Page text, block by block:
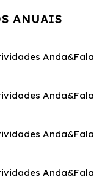
ANUAIS
Anda&Fala
Anda&Fala
Anda&Fala
Anda&Fala